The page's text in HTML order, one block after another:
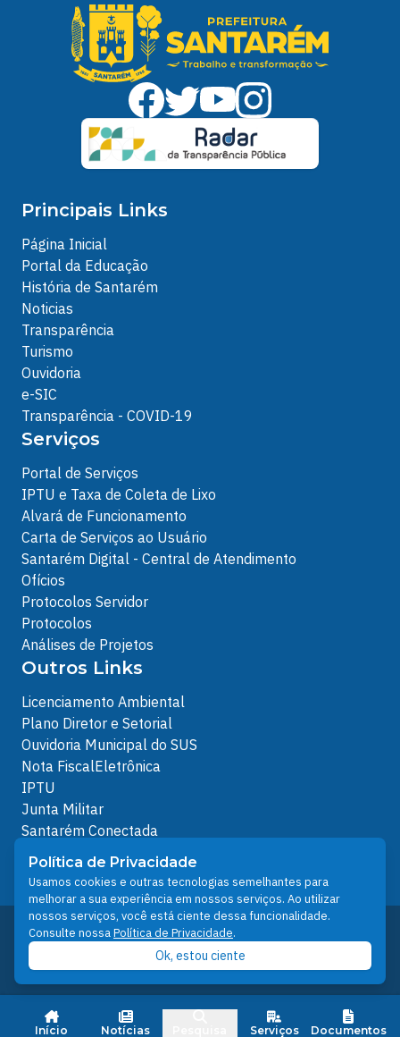
Início Notícias Serviços Documentos
Principais Links
Página Inicial
Portal da Educação
História de Santarém
Noticias
Transparência
Turismo
Ouvidoria
e-SIC
Transparência - COVID-19
Serviços
Portal de Serviços
IPTU e Taxa de Coleta de Lixo
Alvará de Funcionamento
Carta de Serviços ao Usuário
Santarém Digital - Central de Atendimento
Ofícios
Protocolos Servidor
Protocolos
Análises de Projetos
Outros Links
Licenciamento Ambiental
Plano Diretor e Setorial
Ouvidoria Municipal do SUS
Nota FiscalEletrônica
IPTU
Junta Militar
Santarém Conectada
Política de Privacidade
People illustrations by Storyset
Desenvolvido pelo Núcleo Técnico de Gestão de
Tecnologia da Informação - NTI
Prefeitura de Santarém © 2026
Política de Privacidade
Usamos cookies e outras tecnologias semelhantes para
melhorar a sua experiência em nossos serviços. Ao utilizar
nossos serviços, você está ciente dessa funcionalidade.
Consulte nossaPolítica de Privacidade.
Ok, estou ciente